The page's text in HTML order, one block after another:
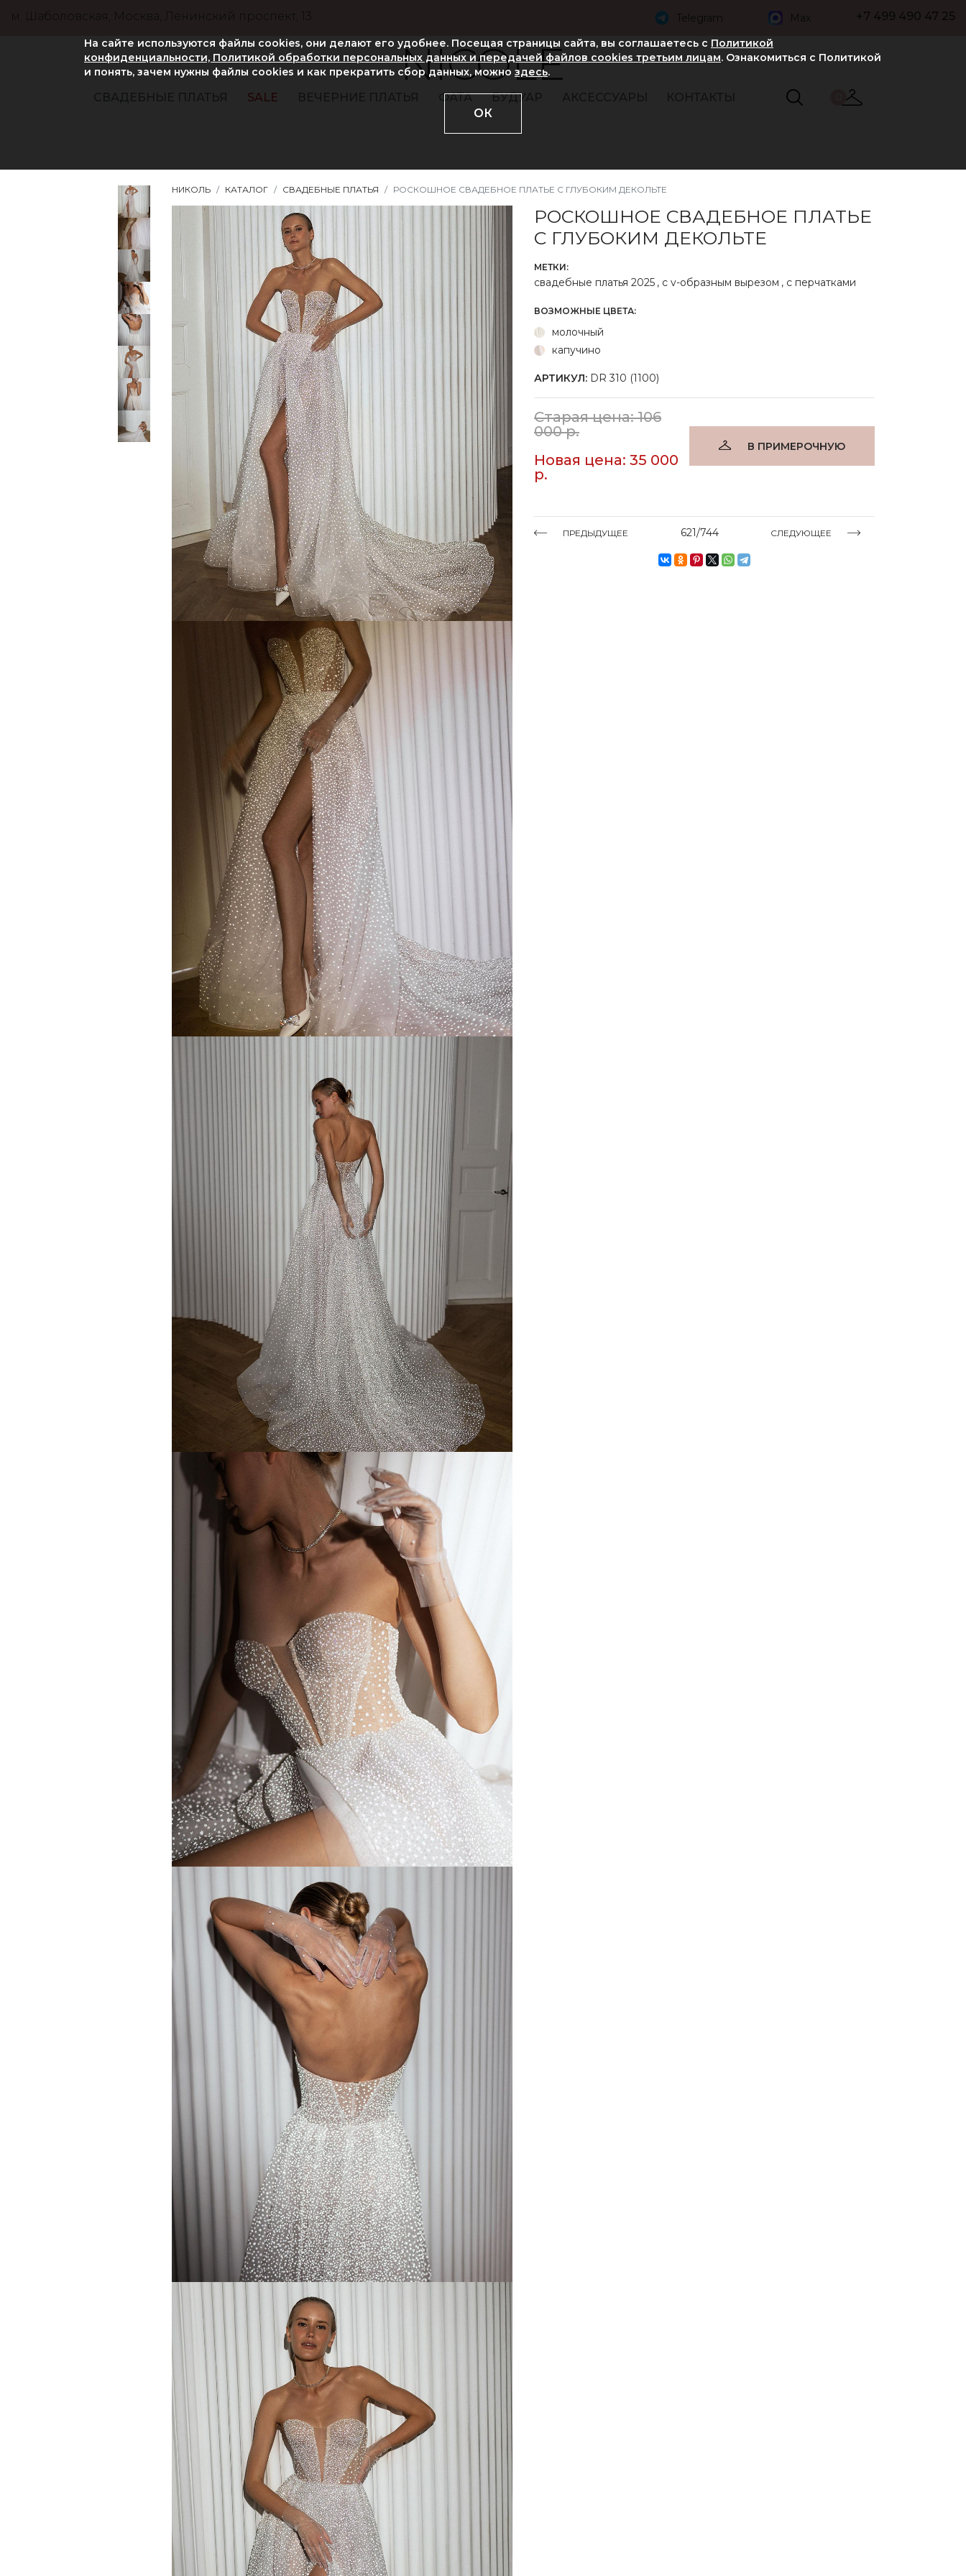
м. Шаболовская, Москва, Ленинский проспект, 13 Telegram Max +7 499 490 47 25
NICOLE
СВАДЕБНЫЕ ПЛАТЬЯ SALE ВЕЧЕРНИЕ ПЛАТЬЯ ФАТА БУДУАР АКСЕССУАРЫ КОНТАКТЫ
НИКОЛЬ КАТАЛОГ СВАДЕБНЫЕ ПЛАТЬЯ РОСКОШНОЕ СВАДЕБНОЕ ПЛАТЬЕ С ГЛУБОКИМ ДЕКОЛЬТЕ
РОСКОШНОЕ СВАДЕБНОЕ ПЛАТЬЕ
С ГЛУБОКИМ ДЕКОЛЬТЕ
МЕТКИ:
свадебные платья 2025 , с v-образным вырезом , с перчатками
ВОЗМОЖНЫЕ ЦВЕТА:
молочный
капучино
АРТИКУЛ: DR 310 (1100)
Старая цена: 106
000 р.
Новая цена: 35 000
р.
В ПРИМЕРОЧНУЮ
ПРЕДЫДУЩЕЕ 621/744 СЛЕДУЮЩЕЕ
На сайте используются файлы cookies, они делают его удобнее. Посещая страницы сайта, вы соглашаетесь с Политикой
конфиденциальности, Политикой обработки персональных данных и передачей файлов cookies третьим лицам. Ознакомиться с Политикой
и понять, зачем нужны файлы сookies и как прекратить сбор данных, можно здесь.
ОК